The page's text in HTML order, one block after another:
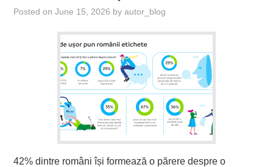
Posted onJune 15, 2026 byautor_blog
42% dintre români își formează o părere despre o